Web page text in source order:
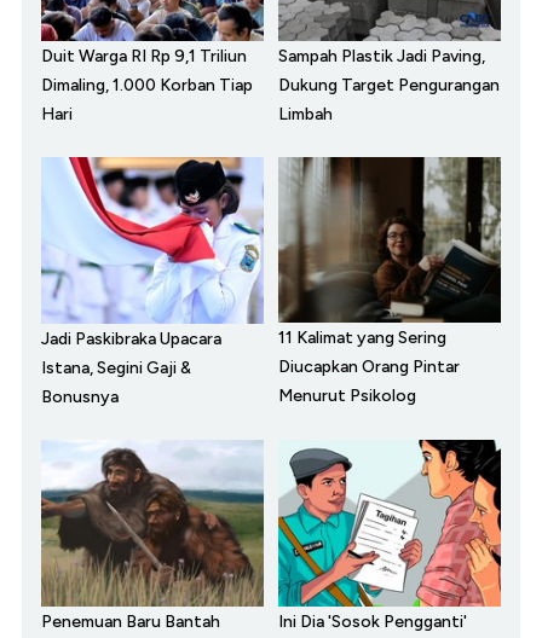
Duit Warga RI Rp 9,1 Triliun
Dimaling, 1.000 Korban Tiap
Hari
Sampah Plastik Jadi Paving,
Dukung Target Pengurangan
Limbah
Jadi Paskibraka Upacara
Istana, Segini Gaji &
Bonusnya
11 Kalimat yang Sering
Diucapkan Orang Pintar
Menurut Psikolog
Penemuan Baru Bantah
Ini Dia 'Sosok Pengganti'